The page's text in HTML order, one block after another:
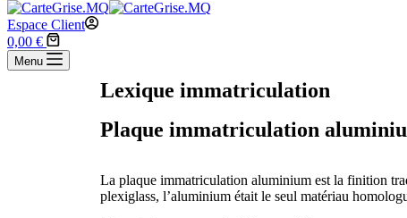
Espace Client
0,00 €
Menu
Lexique immatriculation
Plaque immatriculation
La plaque immatriculation aluminium est la finition
plexiglass, l’aluminium était le seul matériau